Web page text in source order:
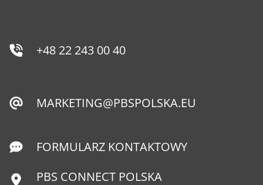
+48 22 243 00 40
MARKETING@PBSPOLSKA.EU
FORMULARZ KONTAKTOWY
PBS CONNECT POLSKA